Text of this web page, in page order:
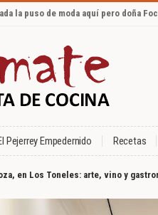
la puso de moda aquí pero doña
Pejerrey Empedernido Recetas
en Los Toneles: arte, vino y